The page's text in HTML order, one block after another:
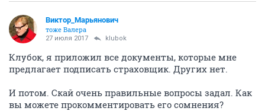
Виктор_Марьянович
тоже Валера
27 июля 2017 klubok
Клубок, я приложил все документы, которые мне
предлагает подписать страховщик. Других нет.
И потом. Скай очень правильные вопросы задал. Как
вы можете прокомментировать его сомнения?